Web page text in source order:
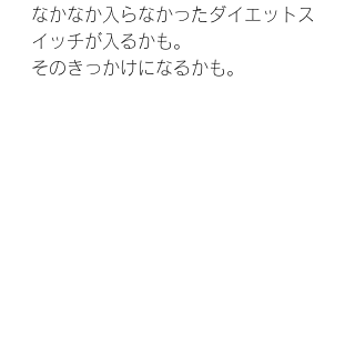
なかなか入らなかったダイエットス
イッチが入るかも。
そのきっかけになるかも。